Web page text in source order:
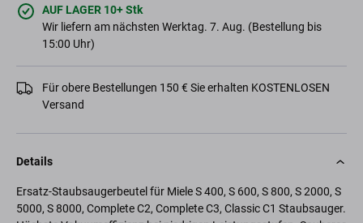
AUF LAGER 10+ Stk
Wir liefern am nächsten Werktag. 7. Aug. (Bestellung bis
15:00 Uhr)
Für obere Bestellungen 150 € Sie erhalten KOSTENLOSEN
Versand
Details
Ersatz-Staubsaugerbeutel für Miele S 400, S 600, S 800, S 2000, S
5000, S 8000, Complete C2, Complete C3, Classic C1 Staubsauger.